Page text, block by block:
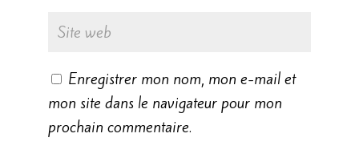
Enregistrer mon nom, mon e-mail et
mon site dans le navigateur pour mon
prochain commentaire.